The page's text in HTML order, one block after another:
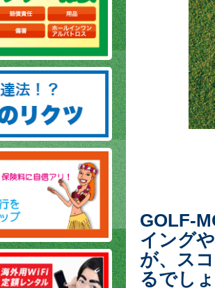
GOLF-
イング
が、ス
るでし